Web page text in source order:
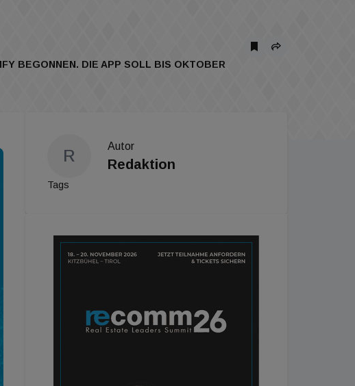
BEGONNEN. DIE APP SOLL BIS OKTOBER
R
Autor
Redaktion
Tags